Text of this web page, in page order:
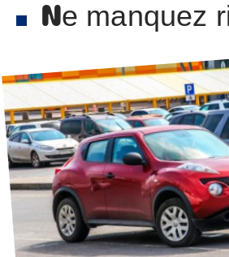
Ne manquez